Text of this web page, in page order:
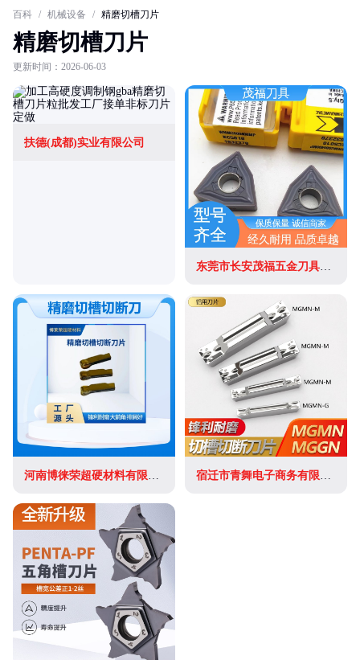
百科 / 机械设备 / 精磨切槽刀片
精磨切槽刀片
更新时间：2026-06-03
扶德(成都)实业有限公司
东莞市长安茂福五金刀具经营部
河南博徕荣超硬材料有限公司 宿迁市青舞电子商务有限公司